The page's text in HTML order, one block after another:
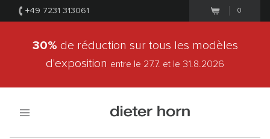
+49 7231 313061 0
30% de réduction sur tous les modèles
d'exposition entre le 27.7. et le 31.8.2026